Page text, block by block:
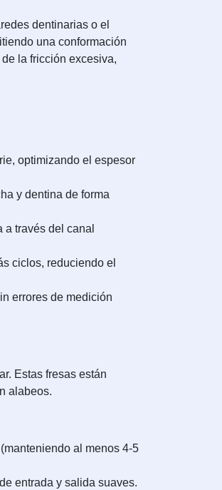
dentinarias o el
una conformación
la fricción excesiva,
optimizando el espesor
y dentina de forma
través del canal
ciclos, reduciendo el
errores de medición
Estas fresas están
alabeos.
al menos 4-5
entrada y salida suaves.